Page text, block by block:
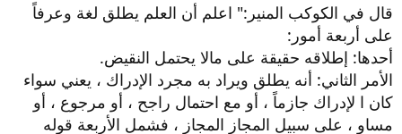
قال في الكوكب المنير:" اعلم أن العلم يطلق لغة وعرفاً
على أربعة أمور:
أحدها: إطلاقه حقيقة على مالا يحتمل النقيض.
الأمر الثاني: أنه يطلق ويراد به مجرد الإدراك ، يعني سواء
كان ا لإدراك جازماً ، أو مع احتمال راجح ، أو مرجوع ، أو
مساوٍ ، على سبيل المجاز المجاز ، فشمل الأربعة قوله